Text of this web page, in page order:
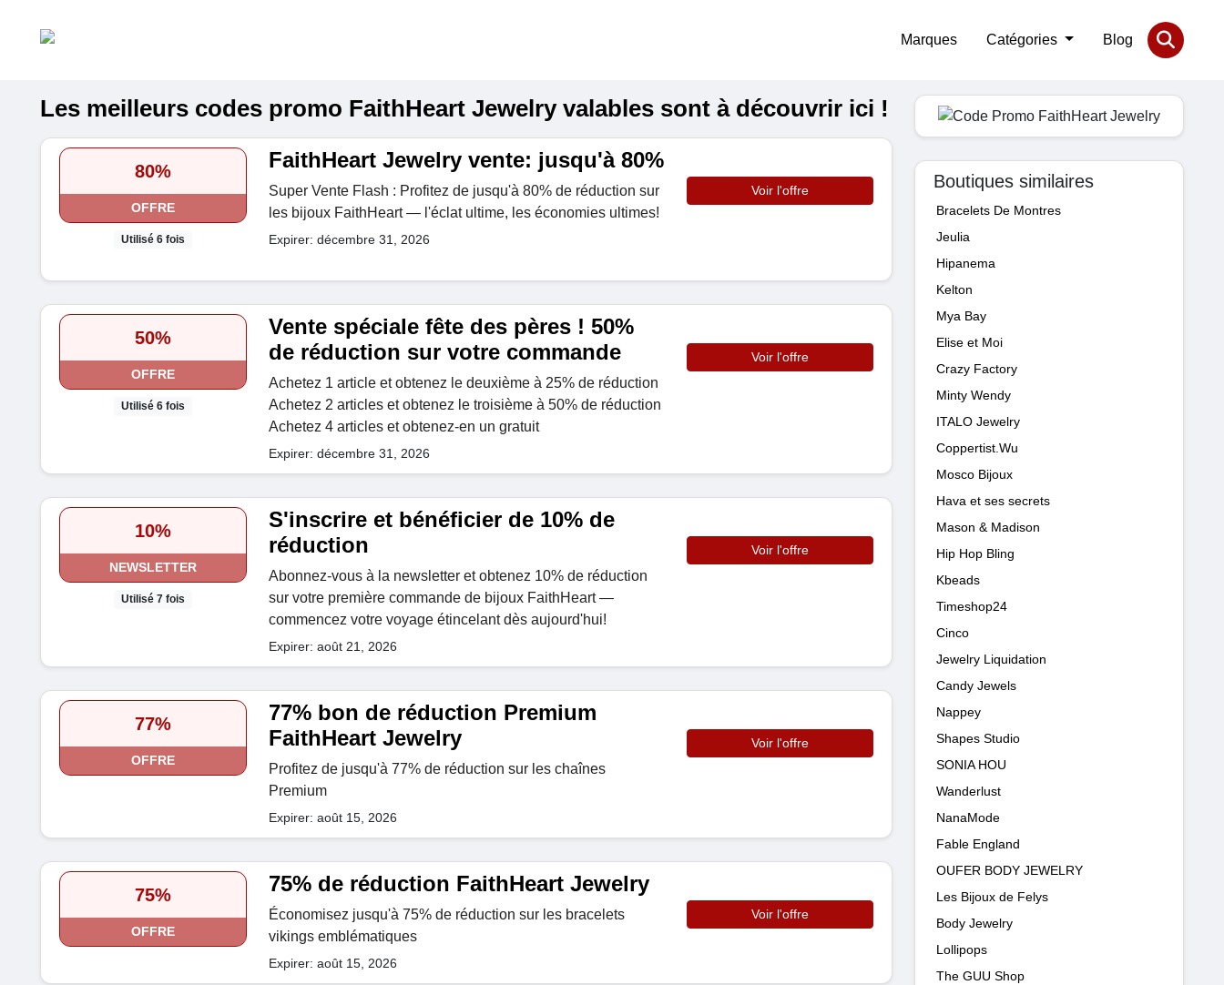
Marques Catégories Blog
Les meilleurs codes promo FaithHeart Jewelry valables sont à découvrir ici !
80%
OFFRE
Utilisé 6 fois
FaithHeart Jewelry vente: jusqu'à 80%
Super Vente Flash : Profitez de jusqu'à 80% de réduction sur
les bijoux FaithHeart — l'éclat ultime, les économies ultimes!
Expirer: décembre 31, 2026
Voir l'offre
50%
OFFRE
Utilisé 6 fois
Vente spéciale fête des pères ! 50%
de réduction sur votre commande
Achetez 1 article et obtenez le deuxième à 25% de réduction
Achetez 2 articles et obtenez le troisième à 50% de réduction
Achetez 4 articles et obtenez-en un gratuit
Expirer: décembre 31, 2026
Voir l'offre
10%
NEWSLETTER
Utilisé 7 fois
S'inscrire et bénéficier de 10% de
réduction
Abonnez-vous à la newsletter et obtenez 10% de réduction
sur votre première commande de bijoux FaithHeart —
commencez votre voyage étincelant dès aujourd'hui!
Expirer: août 21, 2026
Voir l'offre
77%
OFFRE
77% bon de réduction Premium
FaithHeart Jewelry
Profitez de jusqu'à 77% de réduction sur les chaînes
Premium
Expirer: août 15, 2026
Voir l'offre
75%
OFFRE
75% de réduction FaithHeart Jewelry
Économisez jusqu'à 75% de réduction sur les bracelets
vikings emblématiques
Expirer: août 15, 2026
Voir l'offre
Boutiques similaires
Bracelets De Montres
Jeulia
Hipanema
Kelton
Mya Bay
Elise et Moi
Crazy Factory
Minty Wendy
ITALO Jewelry
Coppertist.Wu
Mosco Bijoux
Hava et ses secrets
Mason & Madison
Hip Hop Bling
Kbeads
Timeshop24
Cinco
Jewelry Liquidation
Candy Jewels
Nappey
Shapes Studio
SONIA HOU
Wanderlust
NanaMode
Fable England
OUFER BODY JEWELRY
Les Bijoux de Felys
Body Jewelry
Lollipops
The GUU Shop